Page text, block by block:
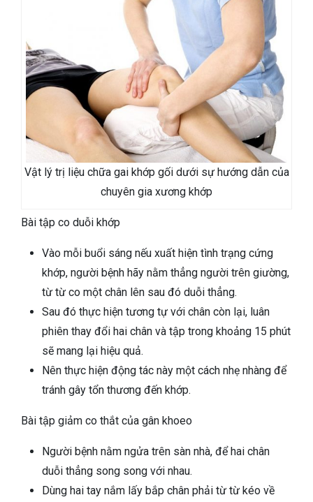
Vật lý trị liệu chữa gai khớp gối dưới sự hướng dẫn của
chuyên gia xương khớp
Bài tập co duỗi khớp
Vào mỗi buổi sáng nếu xuất hiện tình trạng cứng
khớp, người bệnh hãy nằm thẳng người trên giường,
từ từ co một chân lên sau đó duỗi thẳng.
Sau đó thực hiện tương tự với chân còn lại, luân
phiên thay đổi hai chân và tập trong khoảng 15 phút
sẽ mang lại hiệu quả.
Nên thực hiện động tác này một cách nhẹ nhàng để
tránh gây tổn thương đến khớp.
Bài tập giảm co thắt của gân khoeo
Người bệnh nằm ngửa trên sàn nhà, để hai chân
duỗi thẳng song song với nhau.
Dùng hai tay nắm lấy bắp chân phải từ từ kéo về